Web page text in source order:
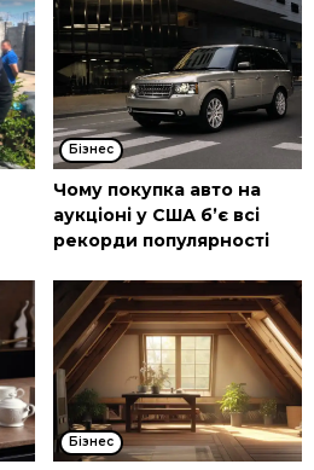
Бізнес
Чому покупка авто на
аукціоні у США б’є всі
рекорди популярності
Бізнес